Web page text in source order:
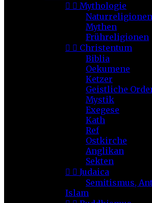
  Mythologie
Naturreligionen
Mythen
Frühreligionen
  Christentum
Biblia
Oekumene
Ketzer
Geistliche
Mystik
Exegese
Kath
Ref
Ostkirche
Anglikan
Sekten
  Judaica
Semitismus,
Islam